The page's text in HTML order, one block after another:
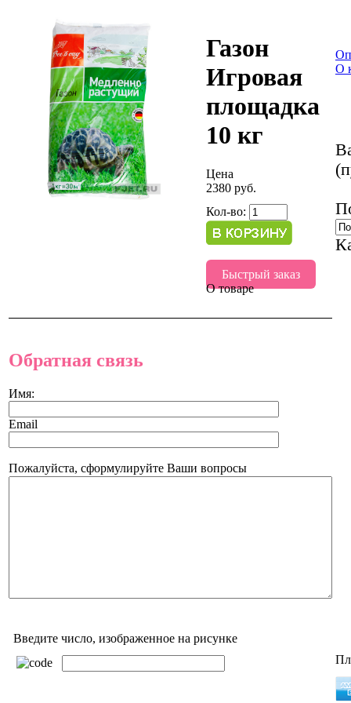
Газон
Игровая
площадка
10 кг
Цена
2380 руб.
Кол-во:
Быстрый заказ
О товаре
Обратная связь
Имя:
Email
Пожалуйста, сформулируйте Ваши вопросы
Введите число, изображенное на рисунке
О